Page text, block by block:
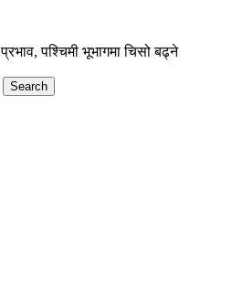
पश्चिमी भूभागमा चिसो बढ्ने